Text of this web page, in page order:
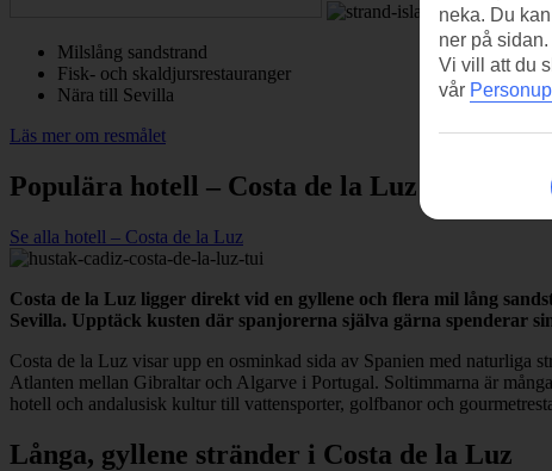
Milslång sandstrand
Fisk- och skaldjursrestauranger
Nära till Sevilla
Läs mer om resmålet
Populära hotell – Costa de la Luz
Se alla hotell – Costa de la Luz
Costa de la Luz ligger direkt vid en gyllene och flera mil lång
Sevilla. Upptäck kusten där spanjorerna själva gärna spenderar
Costa de la Luz visar upp en osminkad sida av Spanien med naturliga
Atlanten mellan Gibraltar och Algarve i Portugal. Soltimmarna är
hotell och andalusisk kultur till vattensporter, golfbanor och
Långa, gyllene stränder i Costa de la Luz
neka. Du
ner på
Vi vill att du
vår